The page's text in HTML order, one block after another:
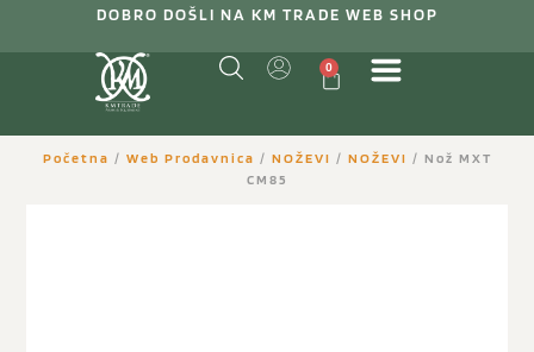
DOBRO DOŠLI NA KM TRADE WEB SHOP
0
Početna / Web Prodavnica / NOŽEVI / NOŽEVI / Nož MXT
CM85